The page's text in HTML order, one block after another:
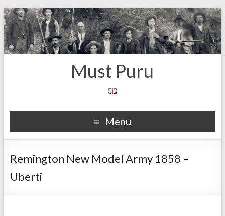
Must Puru
Menu
Remington New Model Army 1858 –
Uberti